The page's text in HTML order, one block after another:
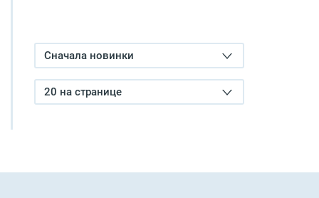
Сначала новинки
20 на странице